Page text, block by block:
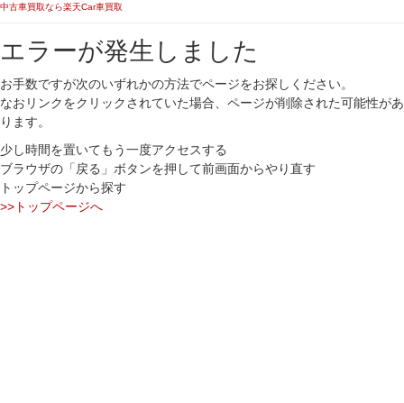
中古車買取なら楽天Car車買取
エラーが発生しました
お手数ですが次のいずれかの方法でページをお探しください。
なおリンクをクリックされていた場合、ページが削除された可能性があ
ります。
少し時間を置いてもう一度アクセスする
ブラウザの「戻る」ボタンを押して前画面からやり直す
トップページから探す
>>トップページへ